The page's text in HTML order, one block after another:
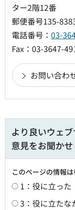
ター2階12番
郵便番号135-
電話番号： 03-
Fax：03-3647-
より良いウェ
意見をお聞か
このページの情報
1：役に立った
3：役に立たな